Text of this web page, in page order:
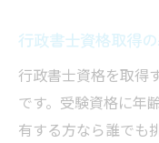
行政書士が
行政書士
行政書士
行政書士資格取得
行政書士資格を取得
です。受験資格に年
有する方なら誰でも